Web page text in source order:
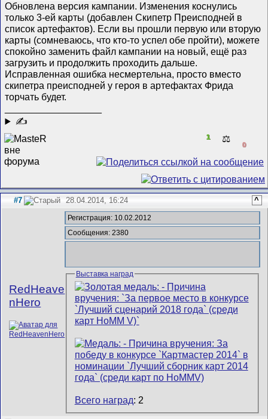
Обновлена версия кампании. Изменения коснулись
только 3-ей карты (добавлен Скипетр Преисподней в
список артефактов). Если вы прошли первую или вторую
карты (сомневаюсь, что кто-то успел обе пройти), можете
спокойно заменить файл кампании на новый, ещё раз
загрузить и продолжить проходить дальше.
Исправленная ошибка несмертельна, просто вместо
скипетра преисподней у героя в артефактах Фрида
торчать будет.
✍
1 ⚖️
0
#7 28.04.2014, 16:24 ^
RedHeave
nHero
Регистрация: 10.02.2012
Сообщения: 2380
Выставка наград
Всего наград: 2